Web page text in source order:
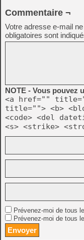
Commentaire ¬
Votre adresse e-mail
obligatoires sont
NOTE - Vous pouvez
<a href=""
title=""> <b>
<code> <del
<s> <strike>
Prévenez-moi de tous
Prévenez-moi de tous